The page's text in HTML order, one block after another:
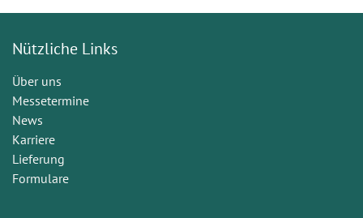
Nützliche Links
Über uns
Messetermine
News
Karriere
Lieferung
Formulare